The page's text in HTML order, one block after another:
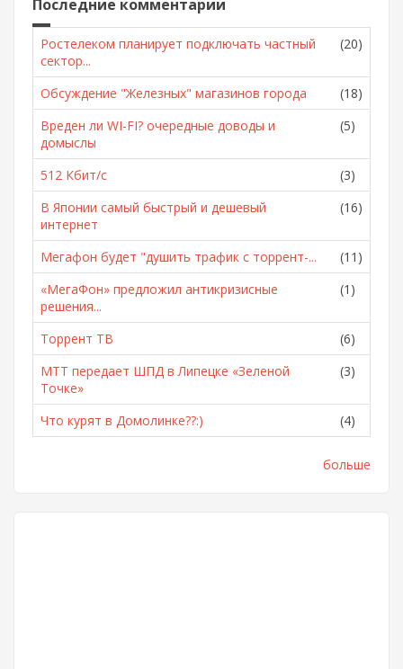
Последние комментарии
Ростелеком планирует подключать частный
сектор...
(20)
Обсуждение "Железных" магазинов города
(18)
Вреден ли WI-FI? очередные доводы и
домыслы
(5)
512 Кбит/с
(3)
В Японии самый быстрый и дешевый
интернет
(16)
Мегафон будет "душить трафик с торрент-...
(11)
«МегаФон» предложил антикризисные
решения...
(1)
Торрент ТВ
(6)
МТТ передает ШПД в Липецке «Зеленой
Точке»
(3)
Что курят в Домолинке??:) (4)
больше